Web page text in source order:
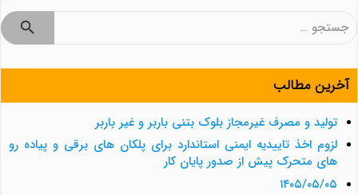
جستجو
آخرین مطالب
تولید و مصرف غیرمجاز بلوک بتنی باربر و غیر باربر
لزوم اخذ تاییدیه ایمنی استاندارد برای پلکان های برقی و پیاده رو
های متحرک پیش از صدور پایان کار
۱۴۰۵/۰۵/۰۵